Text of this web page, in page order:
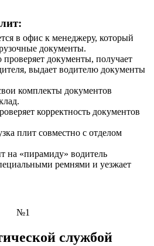
в офис к менеджеру, который
документы.
документы, получает
выдает водителю документы
комплекты документов
корректность документов
плит совместно с отделом
на «пирамиду» водитель
ремнями и уезжает
№1
службой